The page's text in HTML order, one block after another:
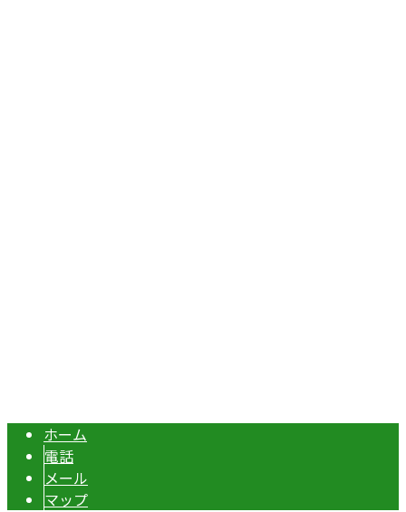
ホーム
電話
メール
マップ